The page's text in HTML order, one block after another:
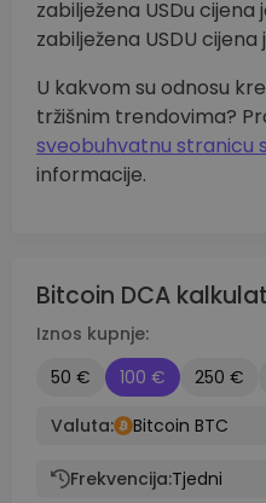
zabilježena USDu cijena
zabilježena USDU cijena
U kakvom su odnosu
tržišnim trendovima?
sveobuhvatnu stranicu
informacije.
Bitcoin DCA
Iznos kupnje:
50 €
100 € 250 €
Valuta:
Bitcoin BTC
Frekvencija:Tjedni